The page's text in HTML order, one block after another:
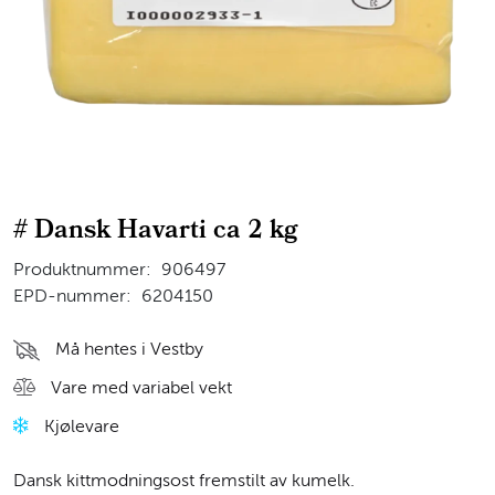
# Dansk Havarti ca 2 kg
Produktnummer:
906497
EPD-nummer:
6204150
Må hentes i Vestby
Vare med variabel vekt
Kjølevare
Dansk kittmodningsost fremstilt av kumelk.